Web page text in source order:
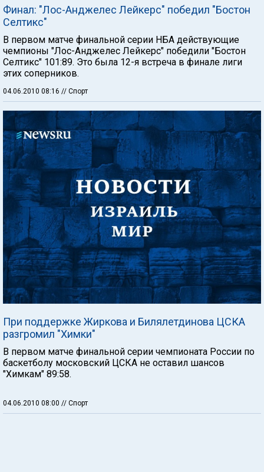
Финал: "Лос-Анджелес Лейкерс" победил "Бостон
Селтикс"
В первом матче финальной серии НБА действующие
чемпионы "Лос-Анджелес Лейкерс" победили "Бостон
Селтикс" 101:89. Это была 12-я встреча в финале лиги
этих соперников.
04.06.2010 08:16 // Спорт
При поддержке Жиркова и Билялетдинова ЦСКА
разгромил "Химки"
В первом матче финальной серии чемпионата России по
баскетболу московский ЦСКА не оставил шансов
"Химкам" 89:58.
04.06.2010 08:00 // Спорт